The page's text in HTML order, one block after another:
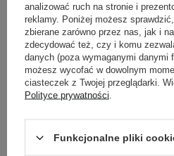
2
16,00 zł
DODAJ DO KOSZYKA
analizować ruch na stronie i
reklamy. Poniżej możesz
zbierane zarówno przez nas, jak i
zdecydować też, czy i komu
danych (poza wymaganymi danymi
możesz wycofać w dowolnym
ciasteczek z Twojej przeglądarki.
Polityce prywatności
Funkcjonalne pliki